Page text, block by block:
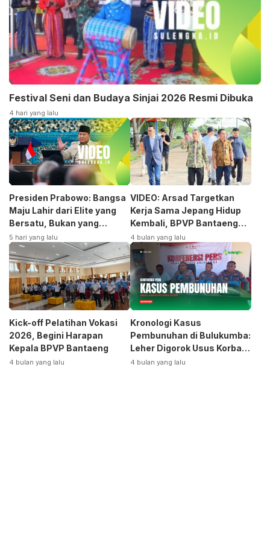
Festival Seni dan Budaya Sinjai 2026 Resmi Dibuka
4 hari yang lalu
Presiden Prabowo: Bangsa
Maju Lahir dari Elite yang
Bersatu, Bukan yang
Terpecah
5 hari yang lalu
VIDEO: Arsad Targetkan
Kerja Sama Jepang Hidup
Kembali, BPVP Bantaeng
Siap Bangkitkan Jurusan
Otomotif
4 bulan yang lalu
Kick-off Pelatihan Vokasi
2026, Begini Harapan
Kepala BPVP Bantaeng
4 bulan yang lalu
Kronologi Kasus
Pembunuhan di Bulukumba:
Leher Digorok Usus Korban
Dikeluarkan
4 bulan yang lalu